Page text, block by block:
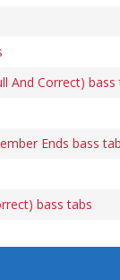
And Correct) bass
Ends bass
bass tabs